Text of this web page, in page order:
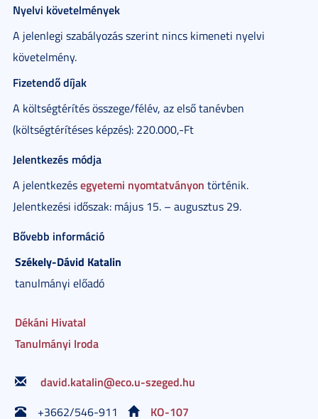
Nyelvi követelmények
A jelenlegi szabályozás szerint nincs kimeneti nyelvi
követelmény.
Fizetendő díjak
A költségtérítés összege/félév, az első tanévben
(költségtérítéses képzés): 220.000,-Ft
Jelentkezés módja
A jelentkezésegyetemi nyomtatványon történik.
Jelentkezési időszak: május 15. – augusztus 29.
Bővebb információ
Székely-Dávid Katalin
tanulmányi előadó
Dékáni Hivatal
Tanulmányi Iroda
david.katalin@eco.u-szeged.hu
+3662/546-911 KO-107